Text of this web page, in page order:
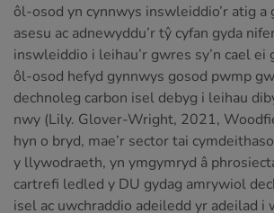
ôl-osod yn cynnwys inswleiddio’r atig
asesu ac adnewyddu’r tŷ cyfan gyda
inswleiddio i leihau’r gwres sy’n cael
ôl-osod hefyd gynnwys gosod pwmp
dechnoleg carbon isel debyg i leihau
nwy (Lily. Glover-Wright, 2021,
hyn o bryd, mae’r sector tai
y llywodraeth, yn ymgymryd â
cartrefi ledled y DU gydag amrywiol
isel ac uwchraddio adeiledd yr adeilad